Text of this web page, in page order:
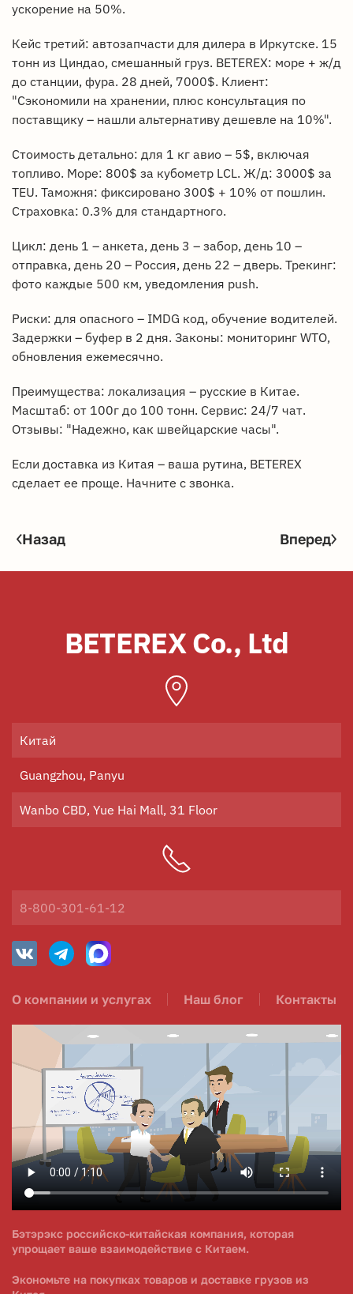
ускорение на 50%.
Кейс третий: автозапчасти для дилера в Иркутске. 15
тонн из Циндао, смешанный груз. BETEREX: море + ж/д
до станции, фура. 28 дней, 7000$. Клиент:
"Сэкономили на хранении, плюс консультация по
поставщику – нашли альтернативу дешевле на 10%".
Стоимость детально: для 1 кг авио – 5$, включая
топливо. Море: 800$ за кубометр LCL. Ж/д: 3000$ за
TEU. Таможня: фиксировано 300$ + 10% от пошлин.
Страховка: 0.3% для стандартного.
Цикл: день 1 – анкета, день 3 – забор, день 10 –
отправка, день 20 – Россия, день 22 – дверь. Трекинг:
фото каждые 500 км, уведомления push.
Риски: для опасного – IMDG код, обучение водителей.
Задержки – буфер в 2 дня. Законы: мониторинг WTO,
обновления ежемесячно.
Преимущества: локализация – русские в Китае.
Масштаб: от 100г до 100 тонн. Сервис: 24/7 чат.
Отзывы: "Надежно, как швейцарские часы".
Если доставка из Китая – ваша рутина, BETEREX
сделает ее проще. Начните с звонка.
Назад Вперед
BETEREX Co., Ltd
Китай
Guangzhou, Panyu
Wanbo CBD, Yue Hai Mall, 31 Floor
8-800-301-61-12
О компании и услугах Наш блог Контакты
Бэтэрэкс российско-китайская компания, которая
упрощает ваше взаимодействие с Китаем.
Экономьте на покупках товаров и доставке грузов из